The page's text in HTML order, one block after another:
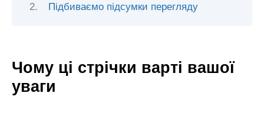
Підбиваємо підсумки перегляду
Чому ці стрічки варті вашої
уваги